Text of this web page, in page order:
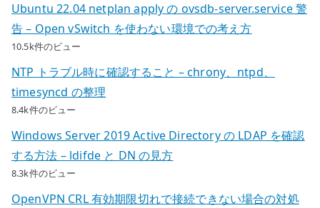
Ubuntu 22.04 netplan apply の ovsdb-server.service 警
告 – Open vSwitch を使わない環境での考え方
10.5k件のビュー
NTP トラブル時に確認すること – chrony、ntpd、
timesyncd の整理
8.4k件のビュー
Windows Server 2019 Active Directory の LDAP を確認
する方法 – ldifde と DN の見方
8.3k件のビュー
OpenVPN CRL 有効期限切れで接続できない場合の対処